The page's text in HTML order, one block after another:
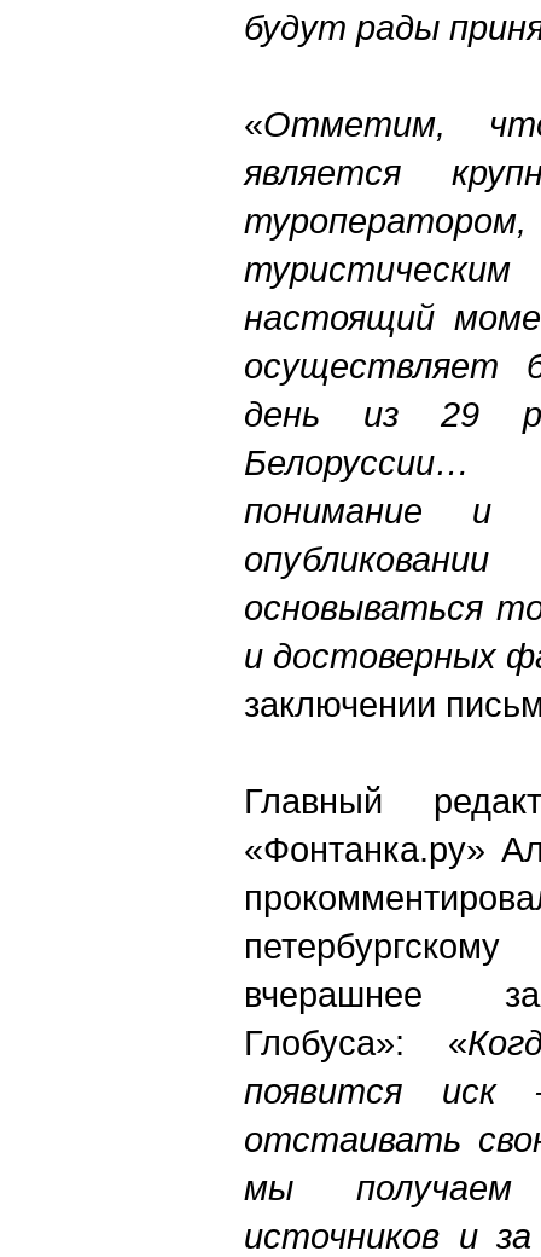
будут рады
«Отметим,
является
настоящий
осуществляет
день из 29
понимание
основываться
и достоверных
заключении
Главный
«Фонтанка.ру»
вчерашнее
Глобуса»: «
появится
отстаивать
мы получаем
источников и